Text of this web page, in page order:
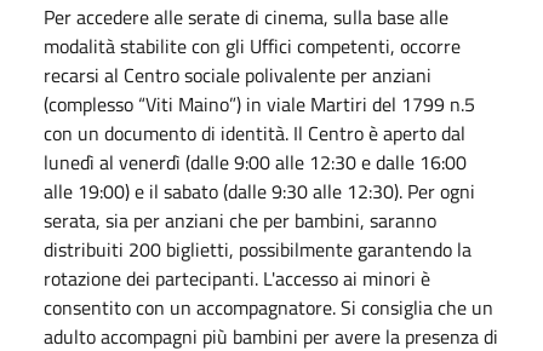
Per accedere alle serate di cinema, sulla base alle
modalità stabilite con gli Uffici competenti, occorre
recarsi al Centro sociale polivalente per anziani
(complesso “Viti Maino”) in viale Martiri del 1799 n.5
con un documento di identità. Il Centro è aperto dal
lunedì al venerdì (dalle 9:00 alle 12:30 e dalle 16:00
alle 19:00) e il sabato (dalle 9:30 alle 12:30). Per ogni
serata, sia per anziani che per bambini, saranno
distribuiti 200 biglietti, possibilmente garantendo la
rotazione dei partecipanti. L'accesso ai minori è
consentito con un accompagnatore. Si consiglia che un
adulto accompagni più bambini per avere la presenza di